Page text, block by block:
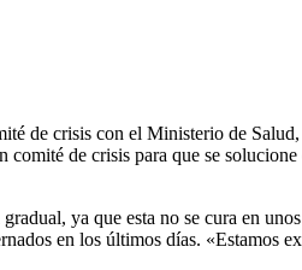
de crisis con el Ministerio de
de crisis para que se
ya que esta no se cura en
en los últimos días. «Estamos